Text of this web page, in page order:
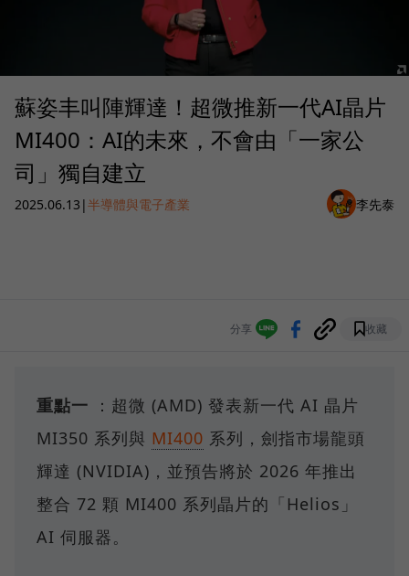
蘇姿丰叫陣輝達！超微推新一代AI晶片
MI400：AI的未來，不會由「一家公
司」獨自建立
2025.06.13 |半導體與電子產業 李先泰
分享 收藏
重點一 ：超微 (AMD) 發表新一代 AI 晶片
MI350 系列與 MI400 系列，劍指市場龍頭
輝達 (NVIDIA)，並預告將於 2026 年推出
整合 72 顆 MI400 系列晶片的「Helios」
AI 伺服器。